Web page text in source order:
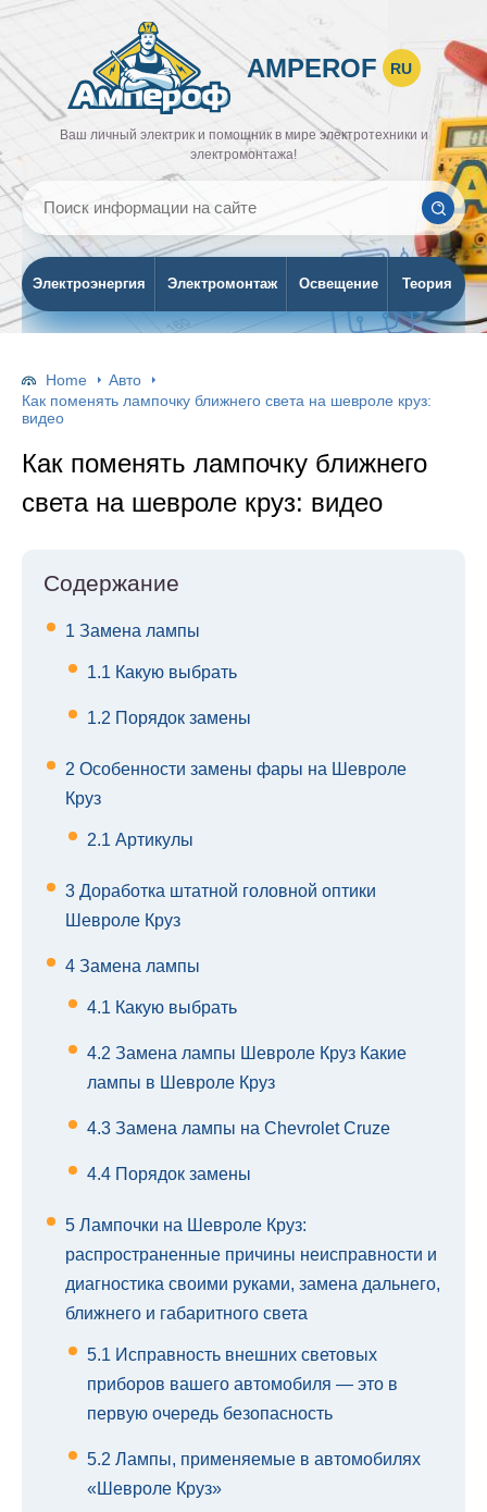
AMPEROF RU
Ваш личный электрик и помощник в мире электротехники и
электромонтажа!
Электроэнергия Электромонтаж Освещение Теория
Home
Авто
Как поменять лампочку ближнего света на шевроле круз:
видео
Как поменять лампочку ближнего
света на шевроле круз: видео
Содержание
1 Замена лампы
1.1 Какую выбрать
1.2 Порядок замены
2 Особенности замены фары на Шевроле
Круз
2.1 Артикулы
3 Доработка штатной головной оптики
Шевроле Круз
4 Замена лампы
4.1 Какую выбрать
4.2 Замена лампы Шевроле Круз Какие
лампы в Шевроле Круз
4.3 Замена лампы на Chevrolet Cruze
4.4 Порядок замены
5 Лампочки на Шевроле Круз:
распространенные причины неисправности и
диагностика своими руками, замена дальнего,
ближнего и габаритного света
5.1 Исправность внешних световых
приборов вашего автомобиля — это в
первую очередь безопасность
5.2 Лампы, применяемые в автомобилях
«Шевроле Круз»